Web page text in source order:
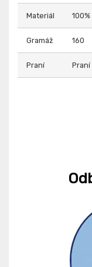
Materiál
Gramáž 160
Praní Praní